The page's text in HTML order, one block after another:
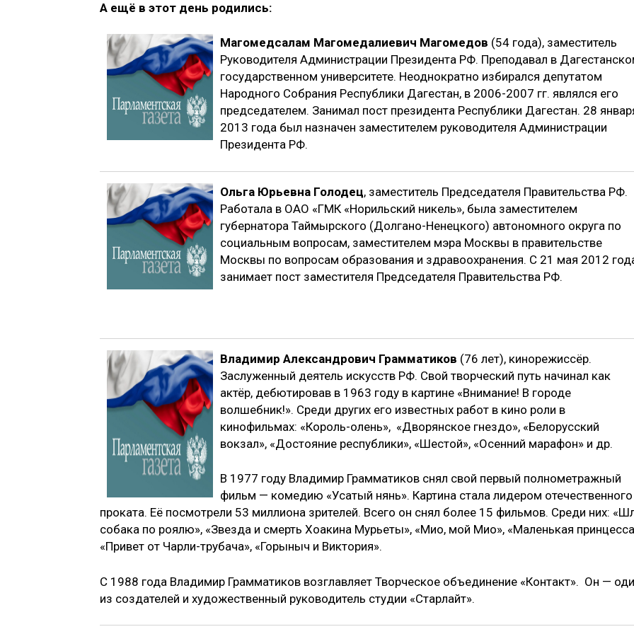
А ещё в этот день родились:
Магомедсалам Магомедалиевич Магомедов (54 года), заместитель
Руководителя Администрации Президента РФ. Преподавал в
государственном университете. Неоднократно избирался депутатом
Народного Собрания Республики Дагестан, в 2006-2007 гг. являлся его
председателем. Занимал пост президента Республики Дагестан. 28
2013 года был назначен заместителем руководителя Администрации
Президента РФ.
Ольга Юрьевна Голодец, заместитель Председателя Правительства РФ.
Работала в ОАО «ГМК «Норильский никель», была заместителем
губернатора Таймырского (Долгано-Ненецкого) автономного округа по
социальным вопросам, заместителем мэра Москвы в правительстве
Москвы по вопросам образования и здравоохранения. С 21 мая 2012
занимает пост заместителя Председателя Правительства РФ.
Владимир Александрович Грамматиков (76 лет), кинорежиссёр.
Заслуженный деятель искусств РФ. Свой творческий путь начинал как
актёр, дебютировав в 1963 году в картине «Внимание! В городе
волшебник!». Среди других его известных работ в кино роли в
кинофильмах: «Король-олень», «Дворянское гнездо», «Белорусский
вокзал», «Достояние республики», «Шестой», «Осенний марафон» и др.
В 1977 году Владимир Грамматиков снял свой первый полнометражный
фильм — комедию «Усатый нянь». Картина стала лидером отечественного
проката. Её посмотрели 53 миллиона зрителей. Всего он снял более 15 фильмов. Среди них:
собака по роялю», «Звезда и смерть Хоакина Мурьеты», «Мио, мой Мио», «Маленькая
«Привет от Чарли-трубача», «Горыныч и Виктория».
С 1988 года Владимир Грамматиков возглавляет Творческое объединение «Контакт». Он —
из создателей и художественный руководитель студии «Старлайт».